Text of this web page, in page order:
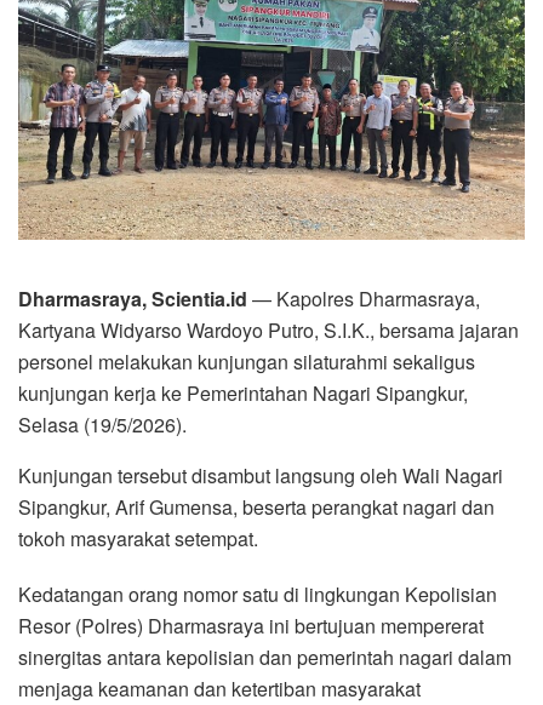
Dharmasraya, Scientia.id — Kapolres Dharmasraya,
Kartyana Widyarso Wardoyo Putro, S.I.K., bersama jajaran
personel melakukan kunjungan silaturahmi sekaligus
kunjungan kerja ke Pemerintahan Nagari Sipangkur,
Selasa (19/5/2026).
Kunjungan tersebut disambut langsung oleh Wali Nagari
Sipangkur, Arif Gumensa, beserta perangkat nagari dan
tokoh masyarakat setempat.
Kedatangan orang nomor satu di lingkungan Kepolisian
Resor (Polres) Dharmasraya ini bertujuan mempererat
sinergitas antara kepolisian dan pemerintah nagari dalam
menjaga keamanan dan ketertiban masyarakat